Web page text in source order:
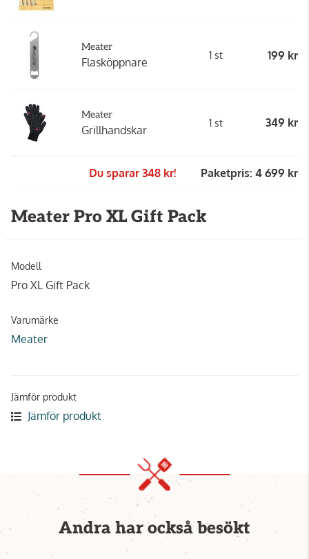
Meater
Flasköppnare
1 st 199 kr
Meater
Grillhandskar
1 st 349 kr
Du sparar 348 kr! Paketpris: 4 699 kr
Meater Pro XL Gift Pack
Modell
Pro XL Gift Pack
Varumärke
Meater
Jämför produkt
Jämför produkt
Andra har också besökt